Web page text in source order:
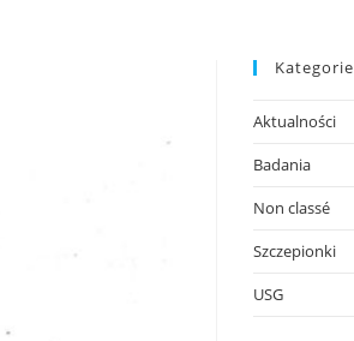
Kategorie
Aktualności
Badania
Non classé
Szczepionki
USG